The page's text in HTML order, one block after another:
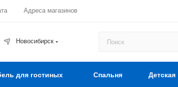
Адреса магазинов
Новосибирск
для гостиных Спальня Детская